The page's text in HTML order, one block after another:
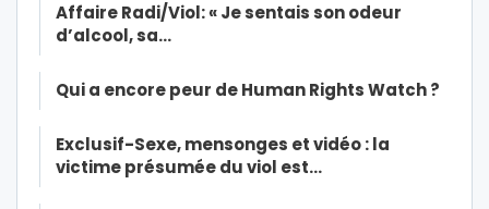
Affaire Radi/Viol: « Je sentais son odeur
d’alcool, sa…
Qui a encore peur de Human Rights Watch ?
Exclusif-Sexe, mensonges et vidéo : la
victime présumée du viol est…